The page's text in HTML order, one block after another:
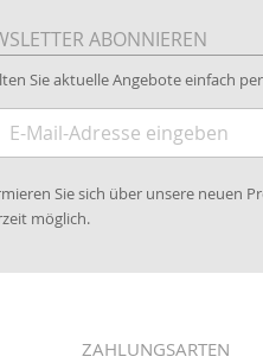
ABONNIEREN
Sie aktuelle Angebote einfach
Sie sich über unsere neuen
möglich.
ZAHLUNGSARTEN